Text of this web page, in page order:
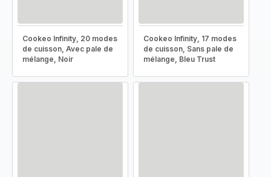
Cookeo Infinity, 20 modes
de cuisson, Avec pale de
mélange, Noir
Cookeo Infinity, 17 modes
de cuisson, Sans pale de
mélange, Bleu Trust